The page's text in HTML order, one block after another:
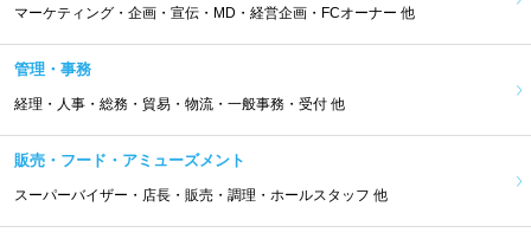
マーケティング・企画・宣伝・MD・経営企画・FCオーナー 他
管理・事務
経理・人事・総務・貿易・物流・一般事務・受付 他
販売・フード・アミューズメント
スーパーバイザー・店長・販売・調理・ホールスタッフ 他